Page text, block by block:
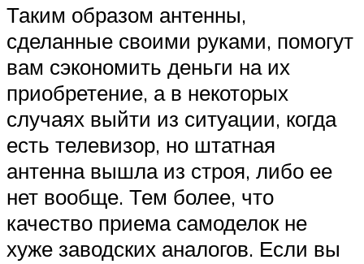
Таким образом антенны,
сделанные своими руками, помогут
вам сэкономить деньги на их
приобретение, а в некоторых
случаях выйти из ситуации, когда
есть телевизор, но штатная
антенна вышла из строя, либо ее
нет вообще. Тем более, что
качество приема самоделок не
хуже заводских аналогов. Если вы